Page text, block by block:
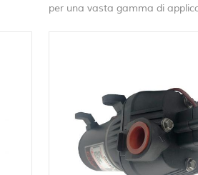
per una vasta gamma di